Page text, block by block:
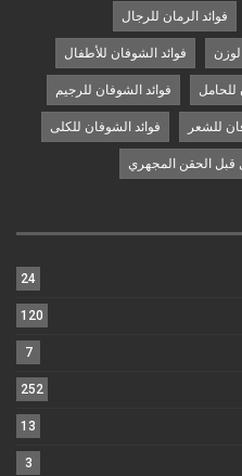
فوائد الرمان للرجال
فوائد الشوفان للأطفال
للحامل فوائد الشوفان للرجيم
للشعر فوائد الشوفان للكلى
قبل الحقن المجهري
24
120
7
252
13
3